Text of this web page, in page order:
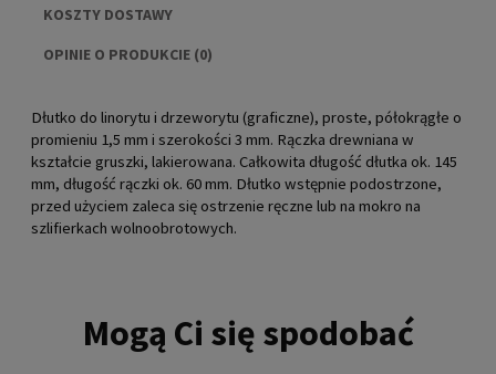
KOSZTY DOSTAWY
CENA NIE ZAWIERA EWENTUALNYCH KOSZTÓW
OPINIE O PRODUKCIE (0)
Dłutko do linorytu i drzeworytu (graficzne), proste, półokrągłe o
promieniu 1,5 mm i szerokości 3 mm. Rączka drewniana w
kształcie gruszki, lakierowana. Całkowita długość dłutka ok. 145
mm, długość rączki ok. 60 mm. Dłutko wstępnie podostrzone,
przed użyciem zaleca się ostrzenie ręczne lub na mokro na
szlifierkach wolnoobrotowych.
Mogą Ci się spodobać